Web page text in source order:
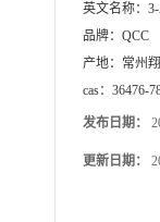
英文名称：
品牌： QCC
产地： 常州
cas： 36476-
发布日期：
更新日期：